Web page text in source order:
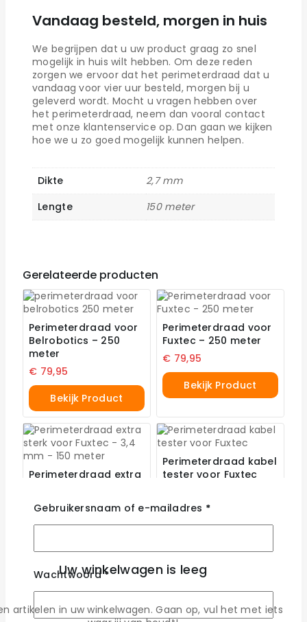
Vandaag besteld, morgen in huis
We begrijpen dat u uw product graag zo snel
mogelijk in huis wilt hebben. Om deze reden
zorgen we ervoor dat het perimeterdraad dat u
vandaag voor vier uur besteld, morgen bij u
geleverd wordt. Mocht u vragen hebben over
het perimeterdraad, neem dan vooral contact
met onze klantenservice op. Dan gaan we kijken
hoe we u zo goed mogelijk kunnen helpen.
Dikte
2,7 mm
Lengte
150 meter
Gerelateerde producten
Perimeterdraad voor
Belrobotics – 250
meter
€ 79,95
Bekijk Product
Perimeterdraad voor
Fuxtec – 250 meter
€ 79,95
Bekijk Product
Perimeterdraad extra
Perimeterdraad kabel
tester voor Fuxtec
Gebruikersnaam of e-mailadres *
Wachtwoord*
Uw winkelwagen is leeg
artikelen in uw winkelwagen. Gaan op, vul het met iets